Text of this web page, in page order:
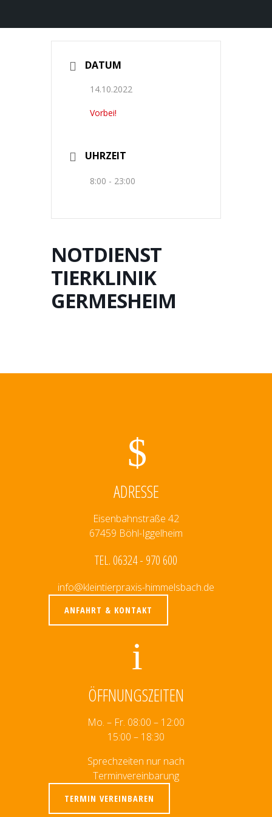
DATUM
14.10.2022
Vorbei!
UHRZEIT
8:00 - 23:00
NOTDIENST
TIERKLINIK
GERMESHEIM
ADRESSE
Eisenbahnstraße 42
67459 Böhl-Iggelheim
TEL. 06324 - 970 600
info@kleintierpraxis-himmelsbach.de
ANFAHRT & KONTAKT
ÖFFNUNGSZEITEN
Mo. – Fr. 08:00 – 12:00
15:00 – 18:30
Sprechzeiten nur nach
Terminvereinbarung
TERMIN VEREINBAREN